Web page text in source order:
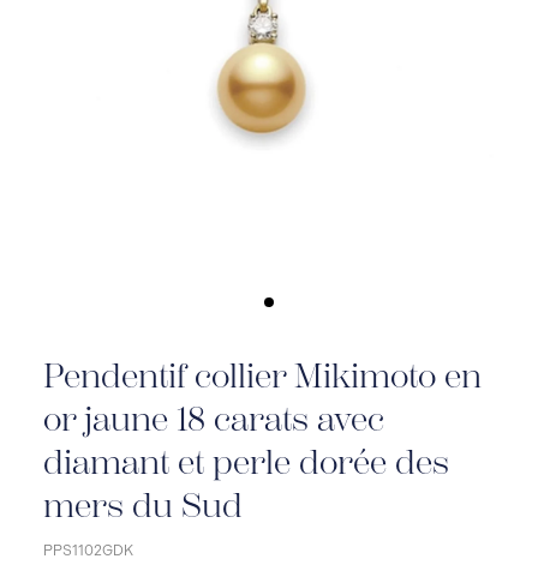
Pendentif collier Mikimoto en
or jaune 18 carats avec
diamant et perle dorée des
mers du Sud
PPS1102GDK